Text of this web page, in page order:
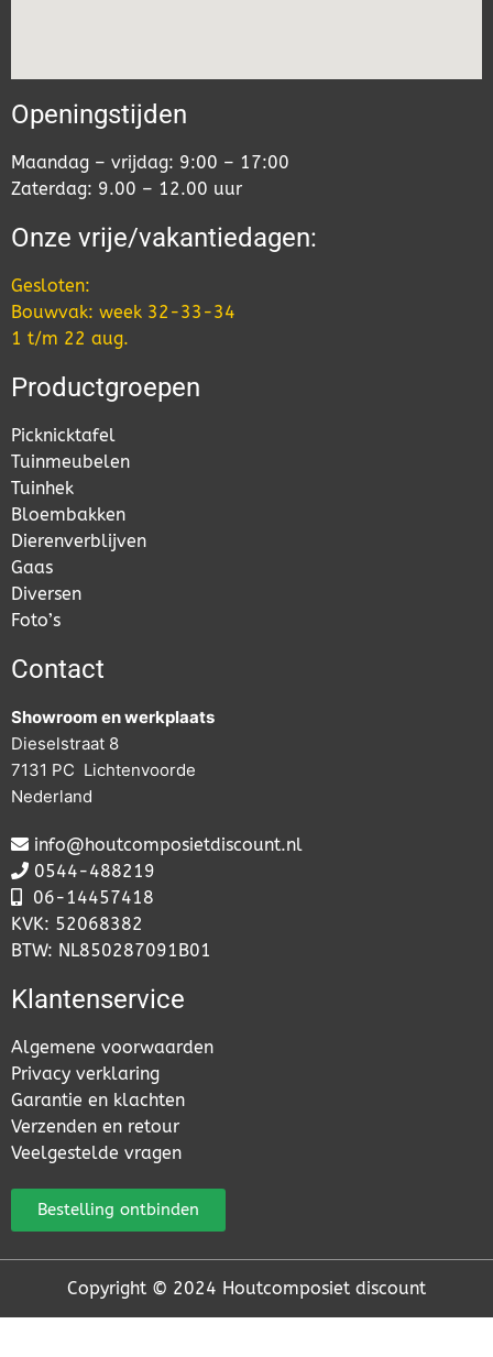
Openingstijden
Maandag – vrijdag: 9:00 – 17:00
Zaterdag: 9.00 – 12.00 uur
Onze vrije/vakantiedagen:
Gesloten:
Bouwvak: week 32-33-34
1 t/m 22 aug.
Productgroepen
Picknicktafel
Tuinmeubelen
Tuinhek
Bloembakken
Dierenverblijven
Gaas
Diversen
Foto’s
Contact
Showroom en werkplaats
Dieselstraat 8
7131 PC Lichtenvoorde
Nederland
info@houtcomposietdiscount.nl
0544-488219
06- 14457418
KVK: 52068382
BTW: NL850287091B01
Klantenservice
Algemene voorwaarden
Privacy verklaring
Garantie en klachten
Verzenden en retour
Veelgestelde vragen
Bestelling ontbinden
Copyright © 2024 Houtcomposiet discount